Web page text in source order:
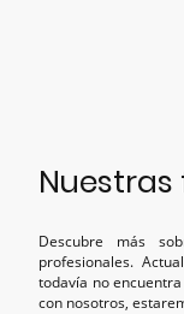
Descubre más
profesionales.
todavía no
con nosotros,